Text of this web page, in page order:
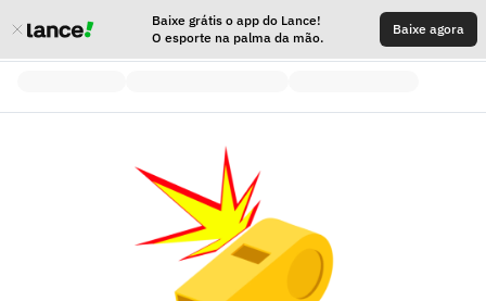
Baixe grátis o app do Lance!
O esporte na palma da mão.
Baixe agora